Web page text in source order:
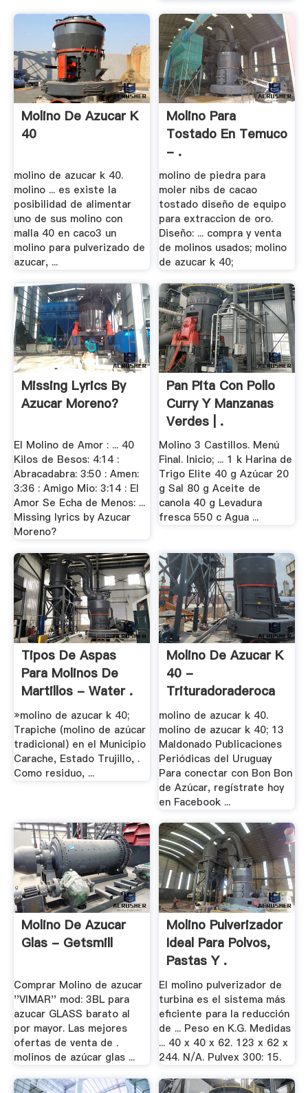
Molino De Azucar K
40
molino de azucar k 40.
molino ... es existe la
posibilidad de alimentar
uno de sus molino con
malla 40 en caco3 un
molino para pulverizado de
azucar, ...
Molino Para
Tostado En Temuco
- .
molino de piedra para
moler nibs de cacao
tostado diseño de equipo
para extraccion de oro.
Diseño: ... compra y venta
de molinos usados; molino
de azucar k 40;
Missing Lyrics By
Azucar Moreno?
El Molino de Amor : ... 40
Kilos de Besos: 4:14 :
Abracadabra: 3:50 : Amen:
3:36 : Amigo Mio: 3:14 : El
Amor Se Echa de Menos: ...
Missing lyrics by Azucar
Moreno?
Pan Pita Con Pollo
Curry Y Manzanas
Verdes | .
Molino 3 Castillos. Menú
Final. Inicio; ... 1 k Harina de
Trigo Elite 40 g Azúcar 20
g Sal 80 g Aceite de
canola 40 g Levadura
fresca 550 c Agua ...
Tipos De Aspas
Para Molinos De
Martillos - Water .
»molino de azucar k 40;
Trapiche (molino de azúcar
tradicional) en el Municipio
Carache, Estado Trujillo, .
Como residuo, ...
Molino De Azucar K
40 -
Trituradoraderoca
molino de azucar k 40.
molino de azucar k 40; 13
Maldonado Publicaciones
Periódicas del Uruguay
Para conectar con Bon Bon
de Azúcar, regístrate hoy
en Facebook ...
Molino De Azucar
Glas - Getsmill
Comprar Molino de azucar
''VIMAR'' mod: 3BL para
azucar GLASS barato al
por mayor. Las mejores
ofertas de venta de .
molinos de azúcar glas ...
Molino Pulverizador
Ideal Para Polvos,
Pastas Y .
El molino pulverizador de
turbina es el sistema más
eficiente para la reducción
de ... Peso en K.G. Medidas
... 40 x 40 x 62. 123 x 62 x
244. N/A. Pulvex 300: 15.